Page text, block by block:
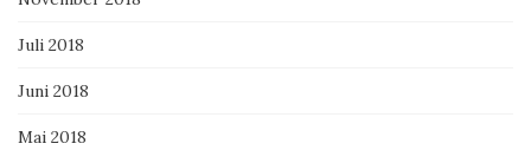
Juli 2018
Juni 2018
Mai 2018